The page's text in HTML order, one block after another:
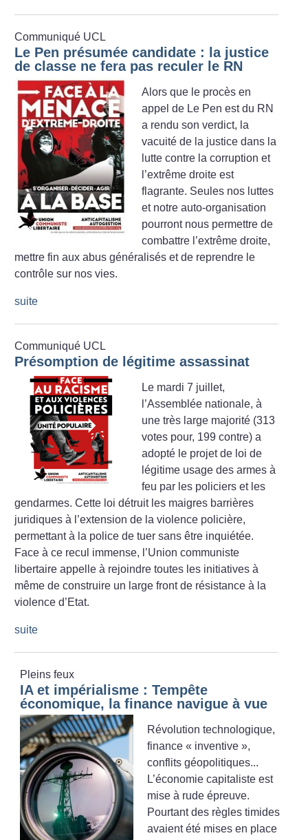
Communiqué UCL
Le Pen présumée candidate : la justice
de classe ne fera pas reculer le RN
Alors que le procès en
appel de Le Pen est du RN
a rendu son verdict, la
vacuité de la justice dans la
lutte contre la corruption et
l’extrême droite est
flagrante. Seules nos luttes
et notre auto-organisation
pourront nous permettre de
combattre l’extrême droite,
mettre fin aux abus généralisés et de reprendre le
contrôle sur nos vies.
suite
Communiqué UCL
Présomption de légitime assassinat
Le mardi 7 juillet,
l’Assemblée nationale, à
une très large majorité (313
votes pour, 199 contre) a
adopté le projet de loi de
légitime usage des armes à
feu par les policiers et les
gendarmes. Cette loi détruit les maigres barrières
juridiques à l’extension de la violence policière,
permettant à la police de tuer sans être inquiétée.
Face à ce recul immense, l’Union communiste
libertaire appelle à rejoindre toutes les initiatives à
même de construire un large front de résistance à la
violence d’Etat.
suite
Pleins feux
IA et impérialisme : Tempête
économique, la finance navigue à vue
Révolution technologique,
finance « inventive »,
conflits géopolitiques...
L’économie capitaliste est
mise à rude épreuve.
Pourtant des règles timides
avaient été mises en place